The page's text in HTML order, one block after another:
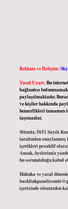
Reklam ve İletişim:
Yasal Uyarı:Bu
bağlantısı
paylaşılmaktadır.
ve kişiler hakkında
benzerlikleri tamamen
taşımazlar.
Sitemiz, 5651 Sayılı
tarafından onaylanmış
içerikleri proaktif
Ancak, üyelerimiz
bu sorumluluğu kabul
Hukuka ve yasal
içerisinde sitemizden